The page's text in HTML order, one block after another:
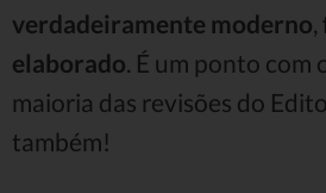
verdadeiramente moderno,
elaborado. É um ponto com
maioria das revisões do
também!